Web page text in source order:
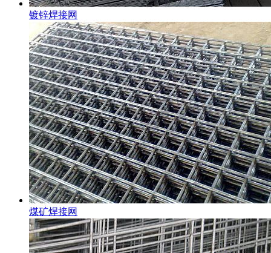
镀锌焊接网
煤矿焊接网